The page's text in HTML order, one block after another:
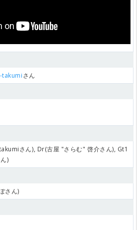
takumiさん
さん), Dr(古屋 "さらむ" 啓介さん), Gt1
)
さん)